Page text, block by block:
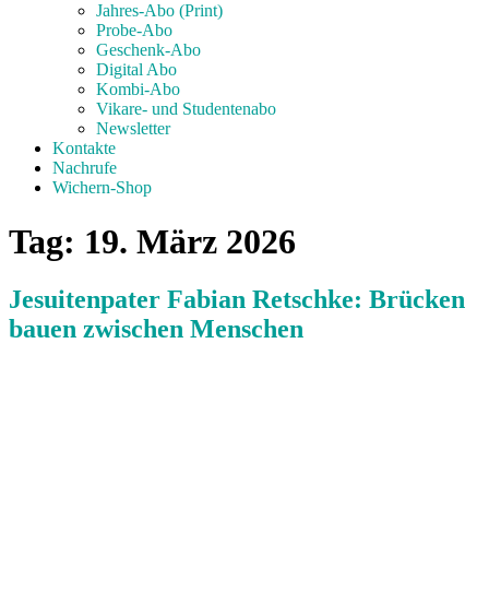
Jahres-Abo (Print)
Probe-Abo
Geschenk-Abo
Digital Abo
Kombi-Abo
Vikare- und Studentenabo
Newsletter
Kontakte
Nachrufe
Wichern-Shop
Tag: 19. März 2026
Jesuitenpater Fabian Retschke: Brücken
bauen zwischen Menschen